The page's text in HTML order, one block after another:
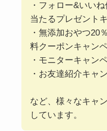
・フォロー&いい
当たるプレゼント
・無添加おやつ20
料クーポンキャン
・モニターキャン
・お友達紹介キャ
など、様々なキャ
しています。